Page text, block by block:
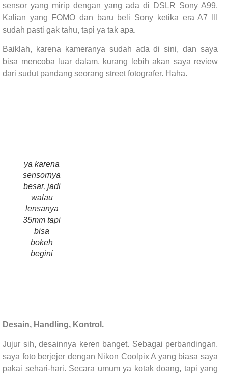
sensor yang mirip dengan yang ada di DSLR Sony A99.
Kalian yang FOMO dan baru beli Sony ketika era A7 III
sudah pasti gak tahu, tapi ya tak apa.
Baiklah, karena kameranya sudah ada di sini, dan saya
bisa mencoba luar dalam, kurang lebih akan saya review
dari sudut pandang seorang street fotografer. Haha.
ya karena
sensornya
besar, jadi
walau
lensanya
35mm tapi
bisa
bokeh
begini
Desain, Handling, Kontrol.
Jujur sih, desainnya keren banget. Sebagai perbandingan,
saya foto berjejer dengan Nikon Coolpix A yang biasa saya
pakai sehari-hari. Secara umum ya kotak doang, tapi yang